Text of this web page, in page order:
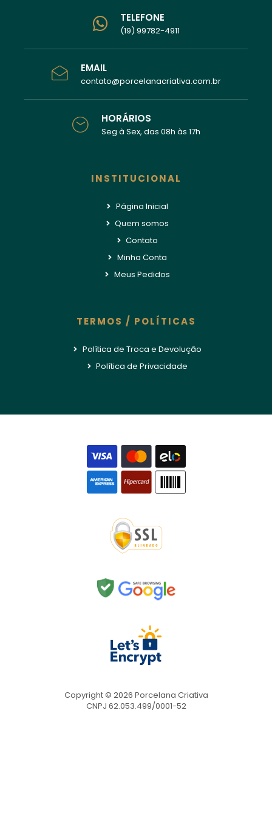
TELEFONE
(19) 99782-4911
EMAIL
contato@porcelanacriativa.com.br
HORÁRIOS
Seg à Sex, das 08h às 17h
INSTITUCIONAL
Página Inicial
Quem somos
Contato
Minha Conta
Meus Pedidos
TERMOS / POLÍTICAS
Política de Troca e Devolução
Política de Privacidade
Copyright © 2026 Porcelana Criativa
CNPJ 62.053.499/0001-52